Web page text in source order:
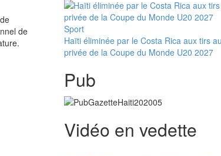
de
Sport
Haïti éliminée par le Costa Rica aux tirs
privée de la Coupe du Monde U20 2027
Pub
Vidéo en vedette